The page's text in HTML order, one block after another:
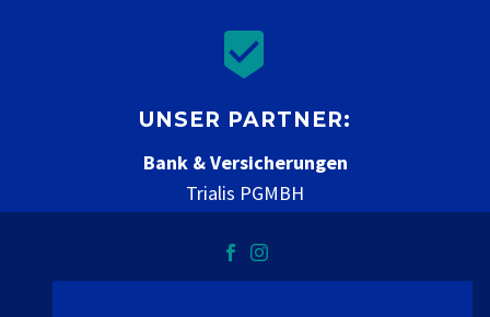


UNSER PARTNER:
Bank & Versicherungen
Trialis PGMBH